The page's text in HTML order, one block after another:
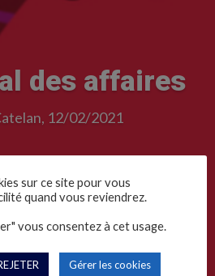
des affaires
12/02/2021
sur ce site pour vous
quand vous reviendrez.
vous consentez à cet usage.
Gérer les cookies